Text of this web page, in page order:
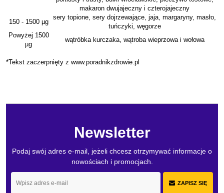
makaron dwujajeczny i czterojajeczny
150 - 1500 µg
sery topione, sery dojrzewające, jaja, margaryny, masło,
tuńczyki, węgorze
Powyżej 1500
µg
wątróbka kurczaka, wątroba wieprzowa i wołowa
*Tekst zaczerpnięty z www.poradnikzdrowie.pl
Newsletter
Podaj swój adres e-mail, jeżeli chcesz otrzymywać informacje o
nowościach i promocjach.
ZAPISZ SIĘ